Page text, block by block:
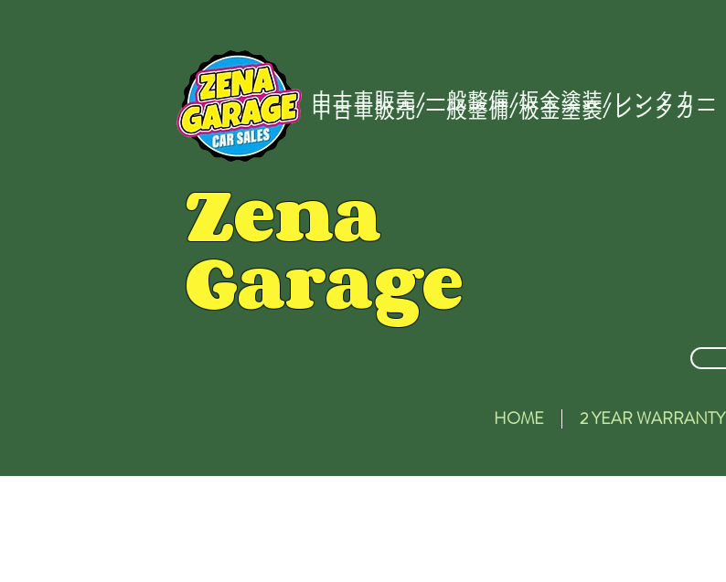
中古車販売/一般整備/板金塗装/レンタカー
中古車販売/一般整備/板金塗装/レンタカー
Zena
Garage
HOME 2 YEAR WARRANTY